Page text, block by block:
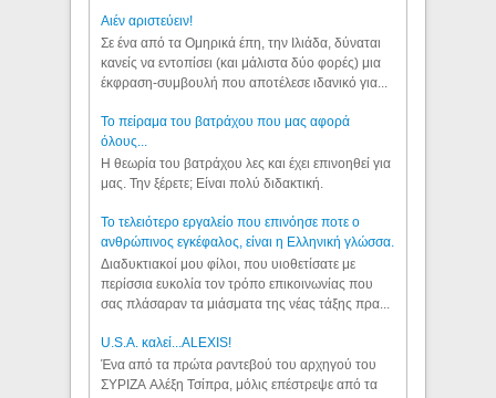
Aιέν αριστεύειν!
Σε ένα από τα Ομηρικά έπη, την Ιλιάδα, δύναται
κανείς να εντοπίσει (και μάλιστα δύο φορές) μια
έκφραση-συμβουλή που αποτέλεσε ιδανικό για...
Το πείραμα του βατράχου που μας αφορά
όλους...
Η θεωρία του βατράχου λες και έχει επινοηθεί για
μας. Την ξέρετε; Είναι πολύ διδακτική.
Το τελειότερο εργαλείο που επινόησε ποτε ο
ανθρώπινος εγκέφαλος, είναι η Ελληνική γλώσσα.
Διαδυκτιακοί μου φίλοι, που υιοθετίσατε με
περίσσια ευκολία τον τρόπο επικοινωνίας που
σας πλάσαραν τα μιάσματα της νέας τάξης πρα...
U.S.A. καλεί...ALEXIS!
Ένα από τα πρώτα ραντεβού του αρχηγού του
ΣΥΡΙΖΑ Αλέξη Τσίπρα, μόλις επέστρεψε από τα